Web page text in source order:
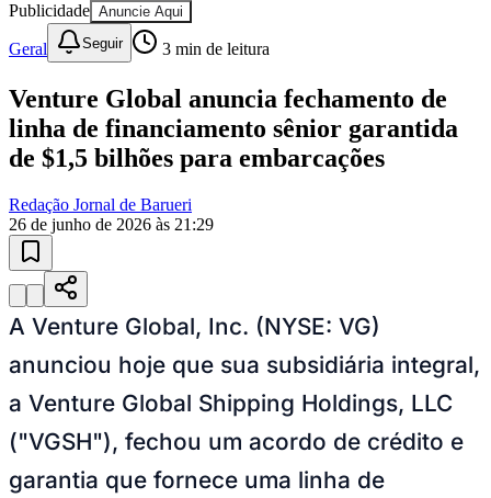
Goiás
Publicidade Anuncie Aqui
Geral Seguir 3 min de leitura
Venture Global anuncia fechamento de
linha de financiamento sênior garantida
de $1,5 bilhões para embarcações
Redação Jornal de Barueri
26 de junho de 2026 às 21:29
A Venture Global, Inc. (NYSE: VG)
anunciou hoje que sua subsidiária integral,
a Venture Global Shipping Holdings, LLC
("VGSH"), fechou um acordo de crédito e
garantia que fornece uma linha de